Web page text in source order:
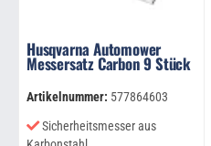
Husqvarna Automower
Messersatz Carbon 9 Stück
Artikelnummer: 577864603
Sicherheitsmesser aus